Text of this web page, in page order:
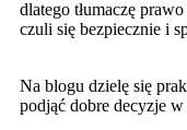
dlatego tłumaczę
czuli się bezpiecznie i
Na blogu dzielę się
podjąć dobre decyzje